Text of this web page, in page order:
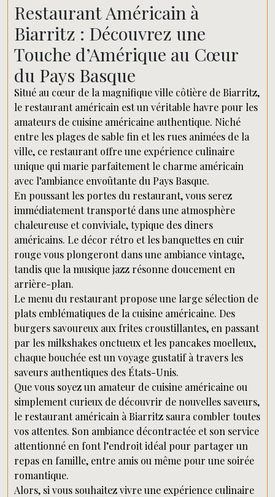
Restaurant Américain à
Biarritz : Découvrez une
Touche d’Amérique au Cœur
du Pays Basque
Situé au cœur de la magnifique ville côtière de Biarritz,
le restaurant américain est un véritable havre pour les
amateurs de cuisine américaine authentique. Niché
entre les plages de sable fin et les rues animées de la
ville, ce restaurant offre une expérience culinaire
unique qui marie parfaitement le charme américain
avec l’ambiance envoûtante du Pays Basque.
En poussant les portes du restaurant, vous serez
immédiatement transporté dans une atmosphère
chaleureuse et conviviale, typique des diners
américains. Le décor rétro et les banquettes en cuir
rouge vous plongeront dans une ambiance vintage,
tandis que la musique jazz résonne doucement en
arrière-plan.
Le menu du restaurant propose une large sélection de
plats emblématiques de la cuisine américaine. Des
burgers savoureux aux frites croustillantes, en passant
par les milkshakes onctueux et les pancakes moelleux,
chaque bouchée est un voyage gustatif à travers les
saveurs authentiques des États-Unis.
Que vous soyez un amateur de cuisine américaine ou
simplement curieux de découvrir de nouvelles saveurs,
le restaurant américain à Biarritz saura combler toutes
vos attentes. Son ambiance décontractée et son service
attentionné en font l’endroit idéal pour partager un
repas en famille, entre amis ou même pour une soirée
romantique.
Alors, si vous souhaitez vivre une expérience culinaire